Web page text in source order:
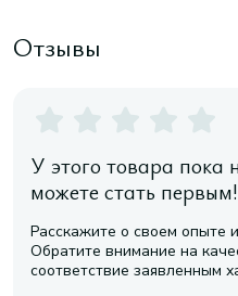
Отзывы
У этого товара пока
можете стать первым!
Расскажите о своем опыте
Обратите внимание на
соответствие заявленным